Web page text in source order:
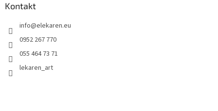
Kontakt
info@elekaren.eu
0952 267 770
055 464 73 71
lekaren_art